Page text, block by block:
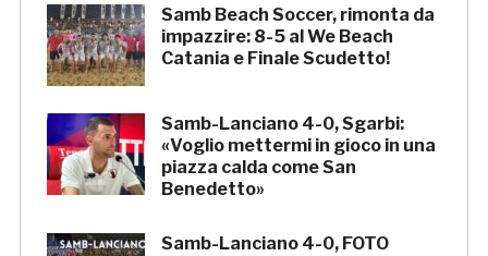
Samb Beach Soccer, rimonta da
impazzire: 8-5 al We Beach
Catania e Finale Scudetto!
Samb-Lanciano 4-0, Sgarbi:
«Voglio mettermi in gioco in una
piazza calda come San
Benedetto»
Samb-Lanciano 4-0, FOTO